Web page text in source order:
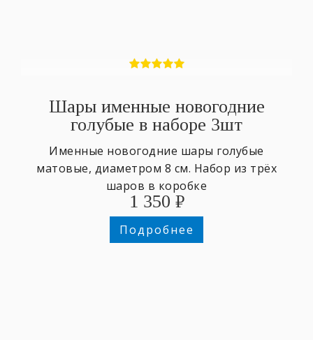
Шары именные новогодние
голубые в наборе 3шт
Именные новогодние шары голубые
матовые, диаметром 8 см. Набор из трёх
шаров в коробке
1 350 ₽
Подробнее